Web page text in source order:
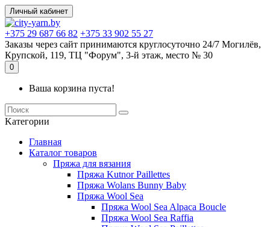
Личный кабинет
+375 29 687 66 82 +375 33 902 55 27
Заказы через сайт принимаются круглосуточно 24/7 Могилёв,
Крупской, 119, ТЦ "Форум", 3-й этаж, место № 30
0
Ваша корзина пуста!
Kатегории
Главная
Каталог товаров
Пряжа для вязания
Пряжа Kutnor Paillettes
Пряжа Wolans Bunny Baby
Пряжа Wool Sea
Пряжа Wool Sea Alpaca Boucle
Пряжа Wool Sea Raffia